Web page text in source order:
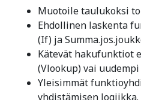
Muotoile taulukoksi
Ehdollinen laskenta
(If) ja
Kätevät hakufunktiot
(Vlookup) vai uudempi
Yleisimmät
yhdistämisen logiikka.